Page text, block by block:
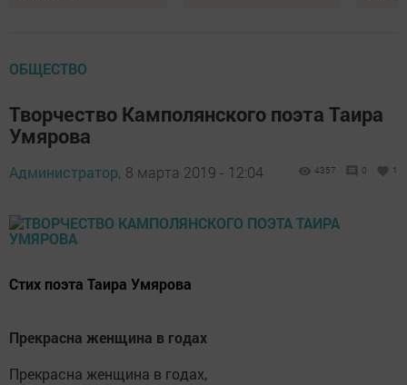
ОБЩЕСТВО
Творчество Камполянского поэта Таира
Умярова
Администратор, 8 марта 2019 - 12:04 4357 0 1
Стих поэта Таира Умярова
Прекрасна женщина в годах
Прекрасна женщина в годах,